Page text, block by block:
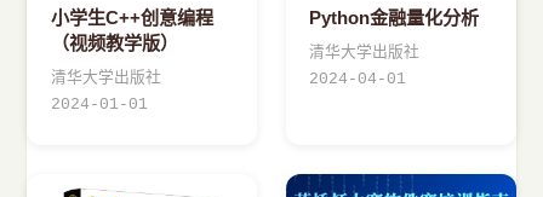
小学生C++创意编程
（视频教学版）
清华大学出版社
2024-01-01
Python金融量化分析
清华大学出版社
2024-04-01